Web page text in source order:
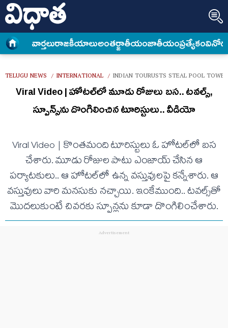
వార్త‌లురాజకీయాలుఅంత‌ర్జాతీయంజాతీయంప్రత్యేకం
TELUGU NEWS / INTERNATIONAL / INDIAN TOURUSTS STEAL POOL
Viral Video | హోట‌ల్‌లో మూడు రోజులు బ‌స‌.. ట‌వ‌ల్స్,
స్పూన్స్‌ను దొంగిలించిన టూరిస్టులు.. వీడియో
Viral Video | కొంత‌మంది టూరిస్టులు ఓ హోట‌ల్‌లో బ‌స
చేశారు. మూడు రోజుల పాటు ఎంజాయ్ చేసిన ఆ
ప‌ర్యాట‌కులు.. ఆ హోట‌ల్‌లో ఉన్న వ‌స్తువుల‌పై క‌న్నేశారు. ఆ
వ‌స్తువులు వారి మ‌న‌సుకు న‌చ్చాయి. ఇంకేముంది.. ట‌వ‌ల్స్‌తో
మొద‌లుకుంటే చివ‌ర‌కు స్పూన్ల‌ను కూడా దొంగిలించేశారు.